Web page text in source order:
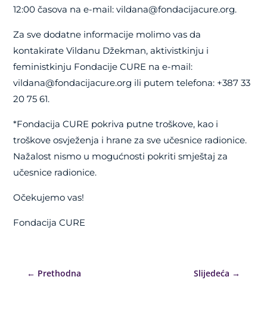
12:00 časova na e-mail: vildana@fondacijacure.org.
Za sve dodatne informacije molimo vas da
kontakirate Vildanu Džekman, aktivistkinju i
feministkinju Fondacije CURE na e-mail:
vildana@fondacijacure.org ili putem telefona: +387 33
20 75 61.
*Fondacija CURE pokriva putne troškove, kao i
troškove osvježenja i hrane za sve učesnice radionice.
Nažalost nismo u mogućnosti pokriti smještaj za
učesnice radionice.
Očekujemo vas!
Fondacija CURE
← Prethodna Slijedeća →